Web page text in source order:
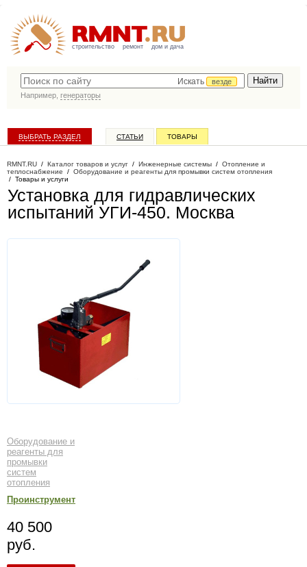
строительство ремонт дом и дача
Искать
везде
Например, генераторы
ВЫБРАТЬ РАЗДЕЛ СТАТЬИ ТОВАРЫ
RMNT.RU / Каталог товаров и услуг / Инженерные системы / Отопление и
теплоснабжение / Оборудование и реагенты для промывки систем отопления
/ Товары и услуги
Установка для гидравлических
испытаний УГИ-450. Москва
Оборудование и
реагенты для
промывки
систем
отопления
Проинструмент
40 500
руб.